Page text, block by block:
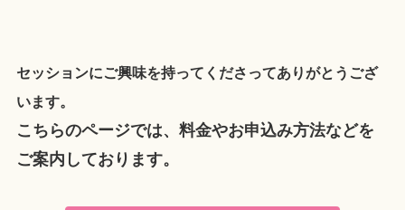
セッションにご興味を持ってくださってありがとうござ
います。
こちらのページでは、料金やお申込み方法などを
ご案内しております。